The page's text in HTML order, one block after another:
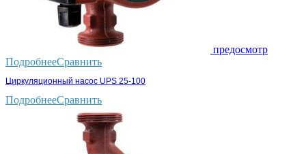
предосмотр
ПодробнееСравнить
Циркуляционный насос UPS 25-100
ПодробнееСравнить